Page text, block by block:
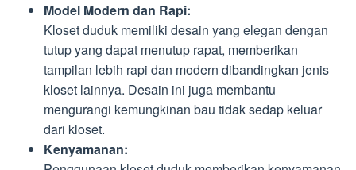
Model Modern dan Rapi:
Kloset duduk memiliki desain yang elegan dengan
tutup yang dapat menutup rapat, memberikan
tampilan lebih rapi dan modern dibandingkan jenis
kloset lainnya. Desain ini juga membantu
mengurangi kemungkinan bau tidak sedap keluar
dari kloset.
Kenyamanan: